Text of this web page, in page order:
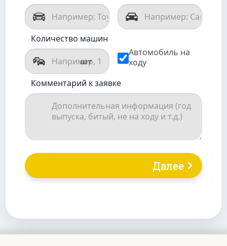
Количество машин
шт
Автомобиль на
ходу
Комментарий к заявке
Далее